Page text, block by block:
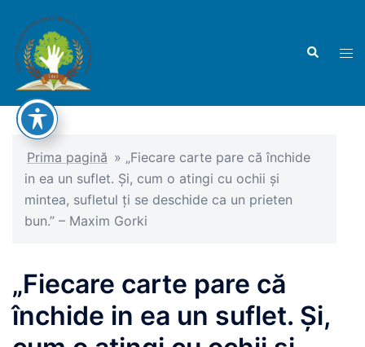
conținut
Caută
Prima pagină » „Fiecare carte pare că închide
in ea un suflet. Şi, cum o atingi cu ochii şi
mintea, sufletul ţi se deschide ca un prieten
bun.” – Maxim Gorki
„Fiecare carte pare că
închide in ea un suflet. Şi,